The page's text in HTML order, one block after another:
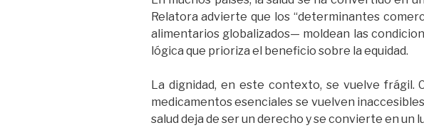
Relatora advierte que los “determinantes
alimentarios globalizados— moldean las
lógica que prioriza el beneficio sobre la equidad.
La dignidad, en este contexto, se vuelve frágil.
medicamentos esenciales se vuelven
salud deja de ser un derecho y se convierte en un